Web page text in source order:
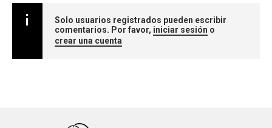
Solo usuarios registrados pueden escribir
comentarios. Por favor, iniciar sesión o
crear una cuenta